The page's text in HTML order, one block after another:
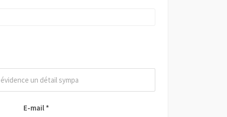
E-mail *